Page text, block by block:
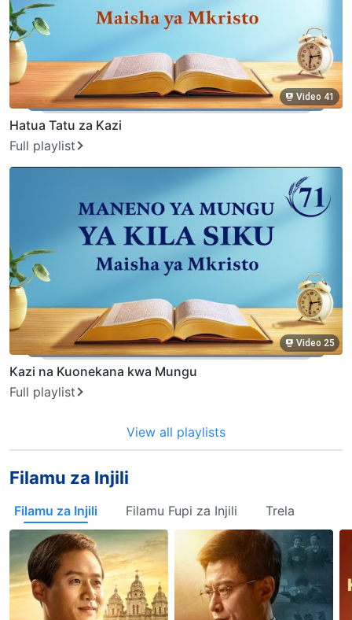
Video 41
Hatua Tatu za Kazi
Full playlist
Video 25
Kazi na Kuonekana kwa Mungu
Full playlist
View all playlists
Filamu za Injili
Filamu za Injili Filamu Fupi za Injili Trela